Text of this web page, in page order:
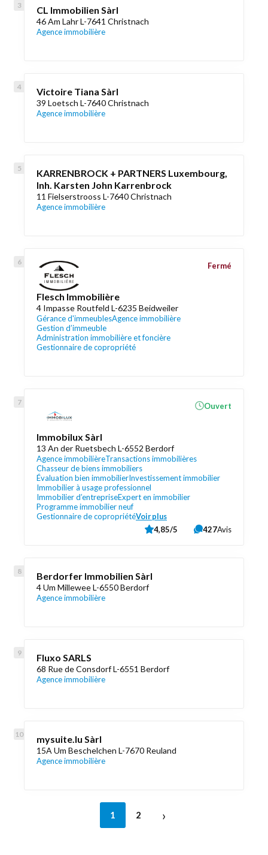
CL Immobilien Sàrl
46 Am Lahr L-7641 Christnach
Agence immobilière
Victoire Tiana Sàrl
39 Loetsch L-7640 Christnach
Agence immobilière
KARRENBROCK + PARTNERS Luxembourg,
Inh. Karsten John Karrenbrock
11 Fielserstrooss L-7640 Christnach
Agence immobilière
Flesch Immobilière
4 Impasse Routfeld L-6235 Beidweiler
Gérance d'immeublesAgence immobilière
Gestion d’immeuble
Administration immobilière et foncière
Gestionnaire de copropriété
Fermé
Immobilux Sàrl
13 An der Ruetsbech L-6552 Berdorf
Agence immobilièreTransactions immobilières
Chasseur de biens immobiliers
Évaluation bien immobilierInvestissement immobilier
Immobilier à usage professionnel
Immobilier d’entrepriseExpert en immobilier
Programme immobilier neuf
Gestionnaire de copropriétéVoir plus
Ouvert
4,85/5 427Avis
Berdorfer Immobilien Sàrl
4 Um Millewee L-6550 Berdorf
Agence immobilière
Fluxo SARLS
68 Rue de Consdorf L-6551 Berdorf
Agence immobilière
mysuite.lu Sàrl
15A Um Beschelchen L-7670 Reuland
Agence immobilière
1 2 ›